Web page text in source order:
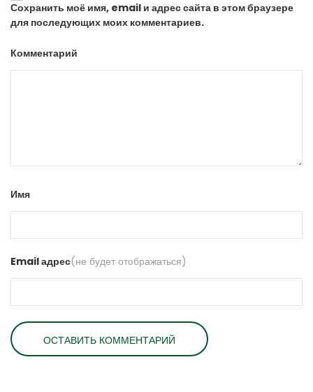
Сохранить моё имя, email и адрес сайта в этом браузере
для последующих моих комментариев.
Комментарий
Имя
Email адрес(не будет отображаться)